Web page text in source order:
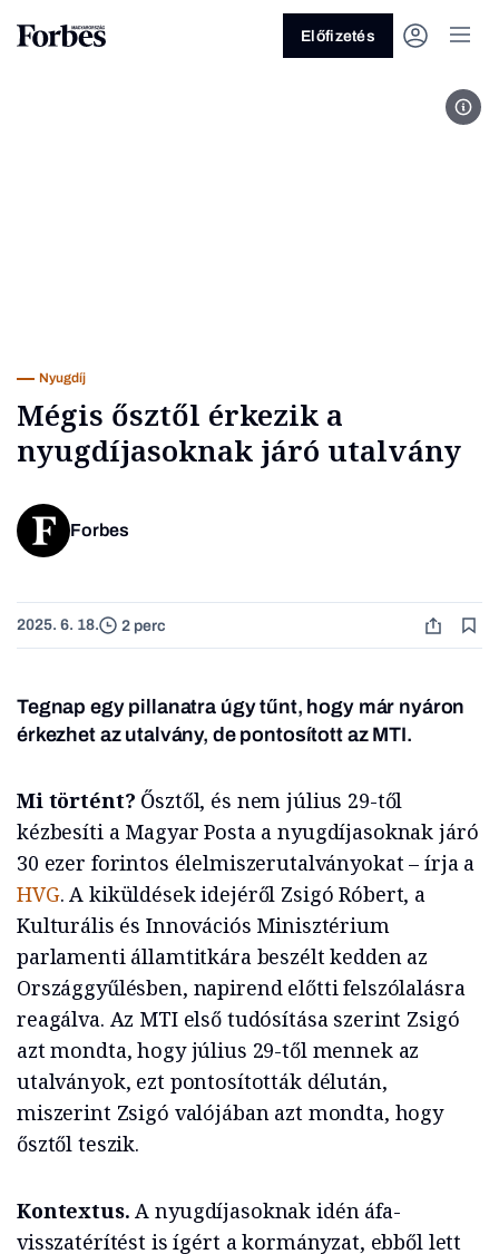
Előfizetés
Nyugdíj
Mégis ősztől érkezik a
nyugdíjasoknak járó utalvány
Forbes
2025. 6. 18. 2 perc
Tegnap egy pillanatra úgy tűnt, hogy már nyáron
érkezhet az utalvány, de pontosított az MTI.
Mi történt? Ősztől, és nem július 29-től
kézbesíti a Magyar Posta a nyugdíjasoknak járó
30 ezer forintos élelmiszerutalványokat – írja a
HVG. A kiküldések idejéről Zsigó Róbert, a
Kulturális és Innovációs Minisztérium
parlamenti államtitkára beszélt kedden az
Országgyűlésben, napirend előtti felszólalásra
reagálva. Az MTI első tudósítása szerint Zsigó
azt mondta, hogy július 29-től mennek az
utalványok, ezt pontosították délután,
miszerint Zsigó valójában azt mondta, hogy
ősztől teszik.
Kontextus. A nyugdíjasoknak idén áfa-
visszatérítést is ígért a kormányzat, ebből lett